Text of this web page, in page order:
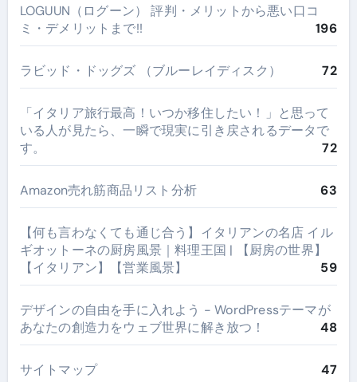
LOGUUN（ログーン） 評判・メリットから悪い口コ
ミ・デメリットまで!!
196
ラビッド・ドッグズ （ブルーレイディスク） 72
​「イタリア旅行最高！いつか移住したい！」と思って
いる人が見たら、一瞬で現実に引き戻されるデータで
す。
72
Amazon売れ筋商品リスト分析 63
【何も言わなくても通じ合う】イタリアンの名店 イル
ギオットーネの厨房風景｜料理王国 | 【厨房の世界】
【イタリアン】【営業風景】
59
デザインの自由を手に入れよう - WordPressテーマが
あなたの創造力をウェブ世界に解き放つ！
48
サイトマップ 47